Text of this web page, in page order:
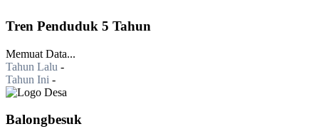
Tren Penduduk 5 Tahun
Memuat Data...
Tahun Lalu -
Tahun Ini -
Balongbesuk